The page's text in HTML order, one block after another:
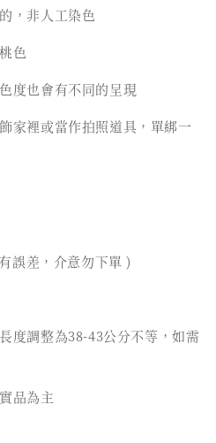
，非人工染色
色
度也會有不同的呈現
家裡或當作拍照道具，單綁一
誤差，介意勿下單 )
度調整為38-43公分不等，如需
品為主